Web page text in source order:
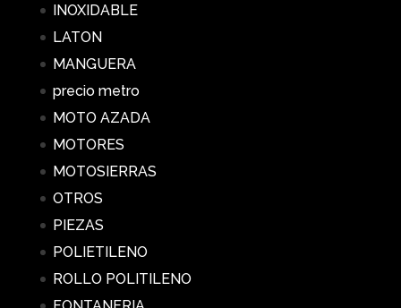
INOXIDABLE
LATON
MANGUERA
precio metro
MOTO AZADA
MOTORES
MOTOSIERRAS
OTROS
PIEZAS
POLIETILENO
ROLLO POLITILENO